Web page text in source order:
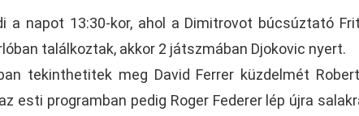
a napot 13:30-kor, ahol a Dimitrovot búcsúztató
találkoztak, akkor 2 játszmában Djokovic nyert.
tekinthetitek meg David Ferrer küzdelmét
esti programban pedig Roger Federer lép újra